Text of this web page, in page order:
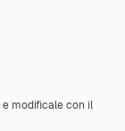
e modificale con il